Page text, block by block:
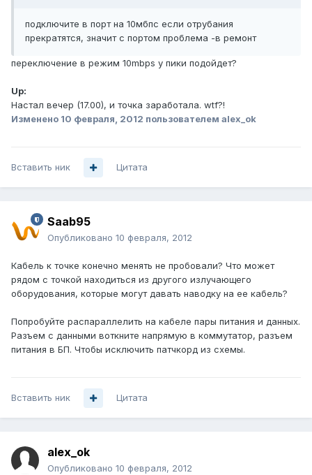
подключите в порт на 10мбпс если отрубания
прекратятся, значит с портом проблема -в ремонт
переключение в режим 10mbps у пики подойдет?
Up:
Настал вечер (17.00), и точка заработала. wtf?!
Изменено 10 февраля, 2012 пользователем alex_ok
Вставить ник Цитата
Saab95
Опубликовано 10 февраля, 2012
Кабель к точке конечно менять не пробовали? Что может
рядом с точкой находиться из другого излучающего
оборудования, которые могут давать наводку на ее кабель?
Попробуйте распараллелить на кабеле пары питания и данных.
Разъем с данными воткните напрямую в коммутатор, разъем
питания в БП. Чтобы исключить патчкорд из схемы.
Вставить ник Цитата
alex_ok
Опубликовано 10 февраля, 2012